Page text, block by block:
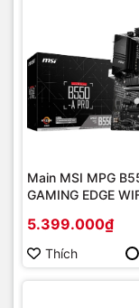
Main MSI MPG
GAMING EDGE
Socket AM4/ VGA
onboard)
5.399.000₫
Thích